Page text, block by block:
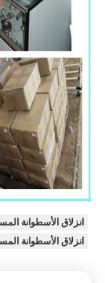
انزلاق الأسطوانة
انزلاق الأسطوانة